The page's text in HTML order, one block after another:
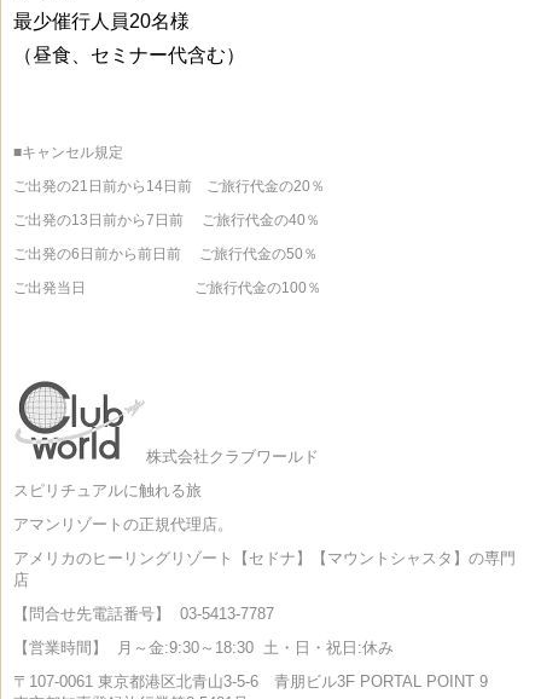
最少催行人員20名様
（昼食、セミナー代含む）
■キャンセル規定
ご出発の21日前から14日前 ご旅行代金の20％
ご出発の13日前から7日前 ご旅行代金の40％
ご出発の6日前から前日前 ご旅行代金の50％
ご出発当日 ご旅行代金の100％
株式会社クラブワールド
スピリチュアルに触れる旅
アマンリゾートの正規代理店。
アメリカのヒーリングリゾート【セドナ】【マウントシャスタ】の専門
店
【問合せ先電話番号】
03-5413-7787
【営業時間】
月～金:9:30～18:30 土・日・祝日:休み
〒107-0061 東京都港区北青山3-5-6 青朋ビル3F PORTAL POINT 9